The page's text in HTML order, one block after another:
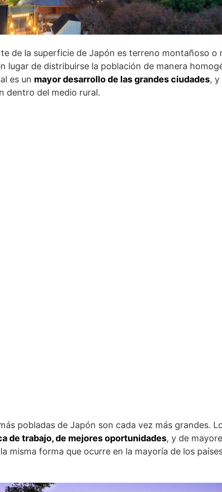
de la superficie de Japón es terreno montañoso o
lugar de distribuirse la población de manera
es un mayor desarrollo de las grandes ciudades, y
dentro del medio rural.
pobladas de Japón son cada vez más grandes.
de trabajo, de mejores oportunidades, y de
misma forma que ocurre en la mayoría de los